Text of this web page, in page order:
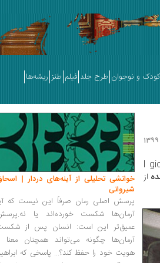
کودک و نوجوان طرح جلد فیلم طنز ریشه‌ها
[I
از
خوانشی تحلیلی از آینه‌های دردار |
شیروانی
پرسش اصلی رمان صرفاً این نیست که
آرمان‌ها شکست خورده‌اند یا
عمیق‌تر این است: انسان پس از
آرمان‌ها چگونه می‌تواند همچنان معنا
هویت خود را حفظ کند؟... پاسخی که